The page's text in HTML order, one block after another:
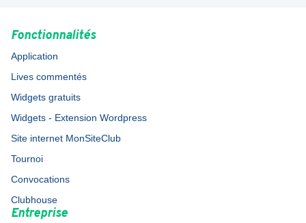
Fonctionnalités
Application
Lives commentés
Widgets gratuits
Widgets - Extension Wordpress
Site internet MonSiteClub
Tournoi
Convocations
Clubhouse
Entreprise